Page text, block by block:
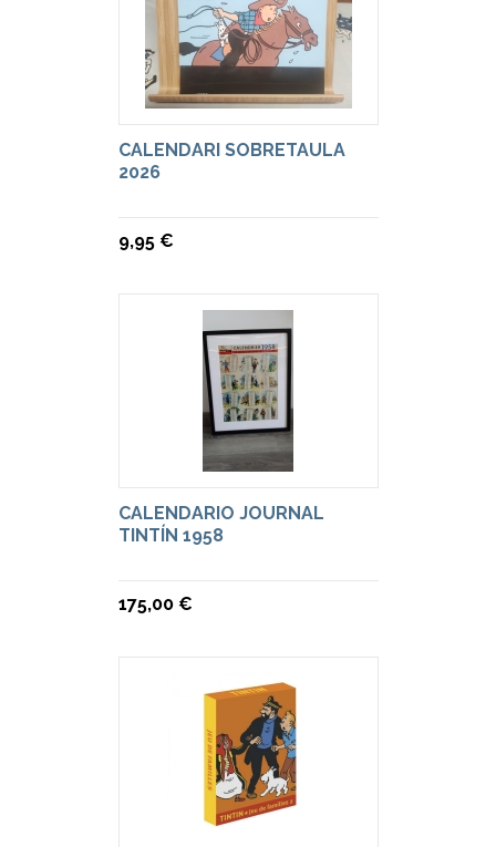
CALENDARI SOBRETAULA
2026
9,95 €
CALENDARIO JOURNAL
TINTÍN 1958
175,00 €